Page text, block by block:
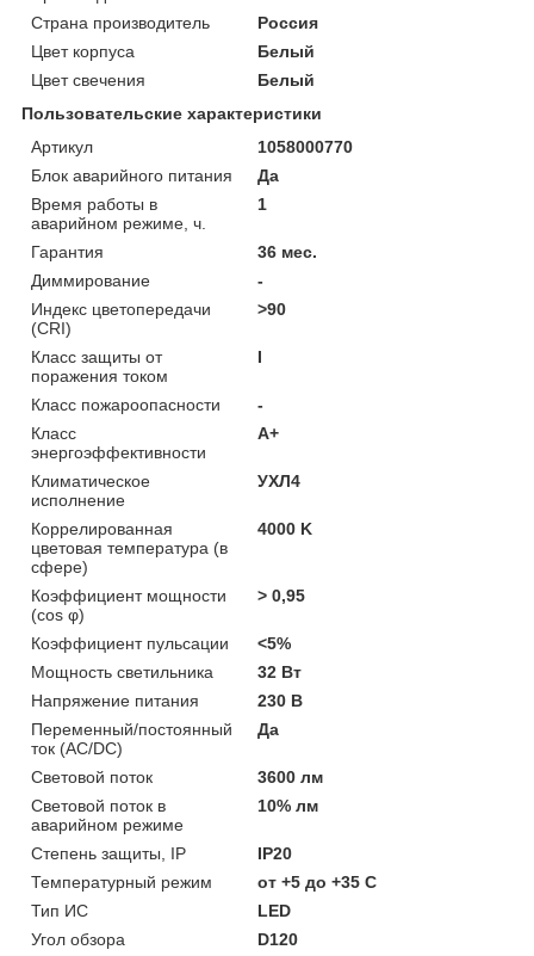
Страна производитель
Россия
Цвет корпуса
Белый
Цвет свечения
Белый
Пользовательские характеристики
Артикул
1058000770
Блок аварийного питания
Да
Время работы в
аварийном режиме, ч.
1
Гарантия
36 мес.
Диммирование
-
Индекс цветопередачи
(CRI)
>90
Класс защиты от
поражения током
I
Класс пожароопасности
-
Класс
энергоэффективности
A+
Климатическое
исполнение
УХЛ4
Коррелированная
цветовая температура (в
сфере)
4000 K
Коэффициент мощности
(cos φ)
> 0,95
Коэффициент пульсации
<5%
Мощность светильника
32 Вт
Напряжение питания
230 В
Переменный/постоянный
ток (AC/DC)
Да
Световой поток
3600 лм
Световой поток в
аварийном режиме
10% лм
Степень защиты, IP
IP20
Температурный режим
от +5 до +35 C
Тип ИС
LED
Угол обзора
D120